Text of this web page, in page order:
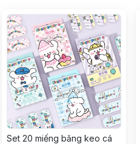
Set 20 miếng băng keo cá